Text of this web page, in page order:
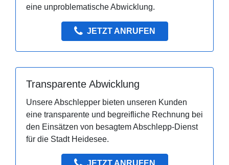
eine unproblematische Abwicklung.
JETZT ANRUFEN
Transparente Abwicklung
Unsere Abschlepper bieten unseren Kunden
eine transparente und begreifliche Rechnung bei
den Einsätzen von besagtem Abschlepp-Dienst
für die Stadt Heidesee.
JETZT ANRUFEN